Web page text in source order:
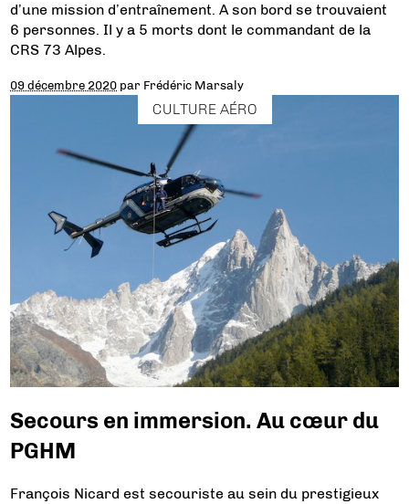
d’une mission d’entraînement. A son bord se trouvaient
6 personnes. Il y a 5 morts dont le commandant de la
CRS 73 Alpes.
09 décembre 2020 par Frédéric Marsaly
CULTURE AÉRO
Secours en immersion. Au cœur du
PGHM
François Nicard est secouriste au sein du prestigieux